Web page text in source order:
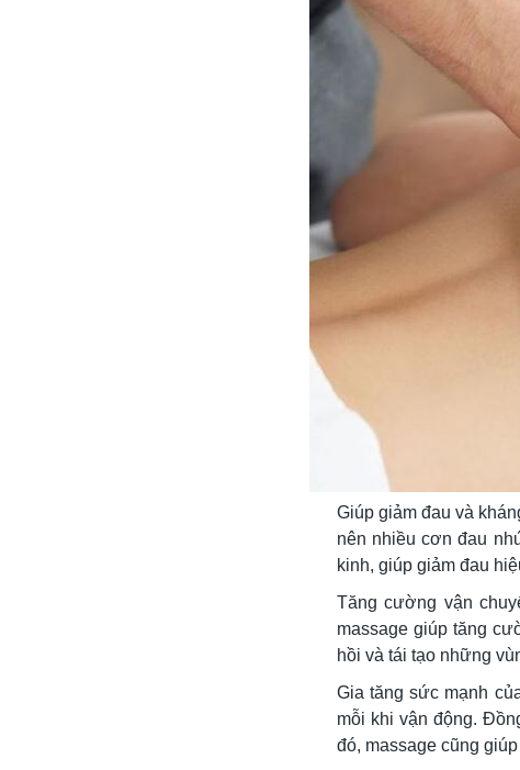
Giúp giảm đau và
nên nhiều cơn đau
kinh, giúp giảm đau
Tăng cường vận
massage giúp tăng
hồi và tái tạo những
Gia tăng sức mạnh
mỗi khi vận động.
đó, massage cũng